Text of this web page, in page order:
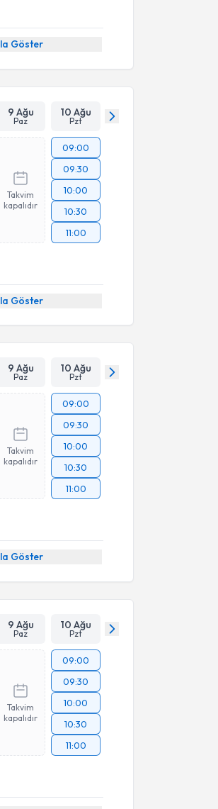
Göster
9 Ağu
Paz
10 Ağu
Pzt
Takvim
kapalıdır
09:00
09:30
10:00
10:30
11:00
Göster
9 Ağu
Paz
10 Ağu
Pzt
Takvim
kapalıdır
09:00
09:30
10:00
10:30
11:00
Göster
9 Ağu
Paz
10 Ağu
Pzt
Takvim
kapalıdır
09:00
09:30
10:00
10:30
11:00